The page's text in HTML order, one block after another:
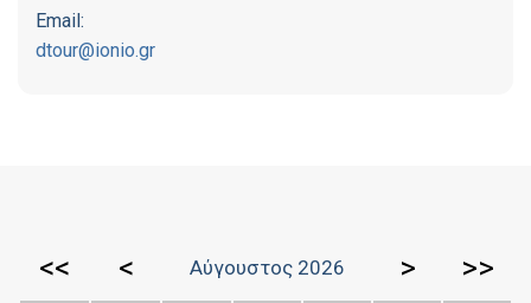
Email:
dtour@ionio.gr
<< < Αύγουστος 2026 > >>